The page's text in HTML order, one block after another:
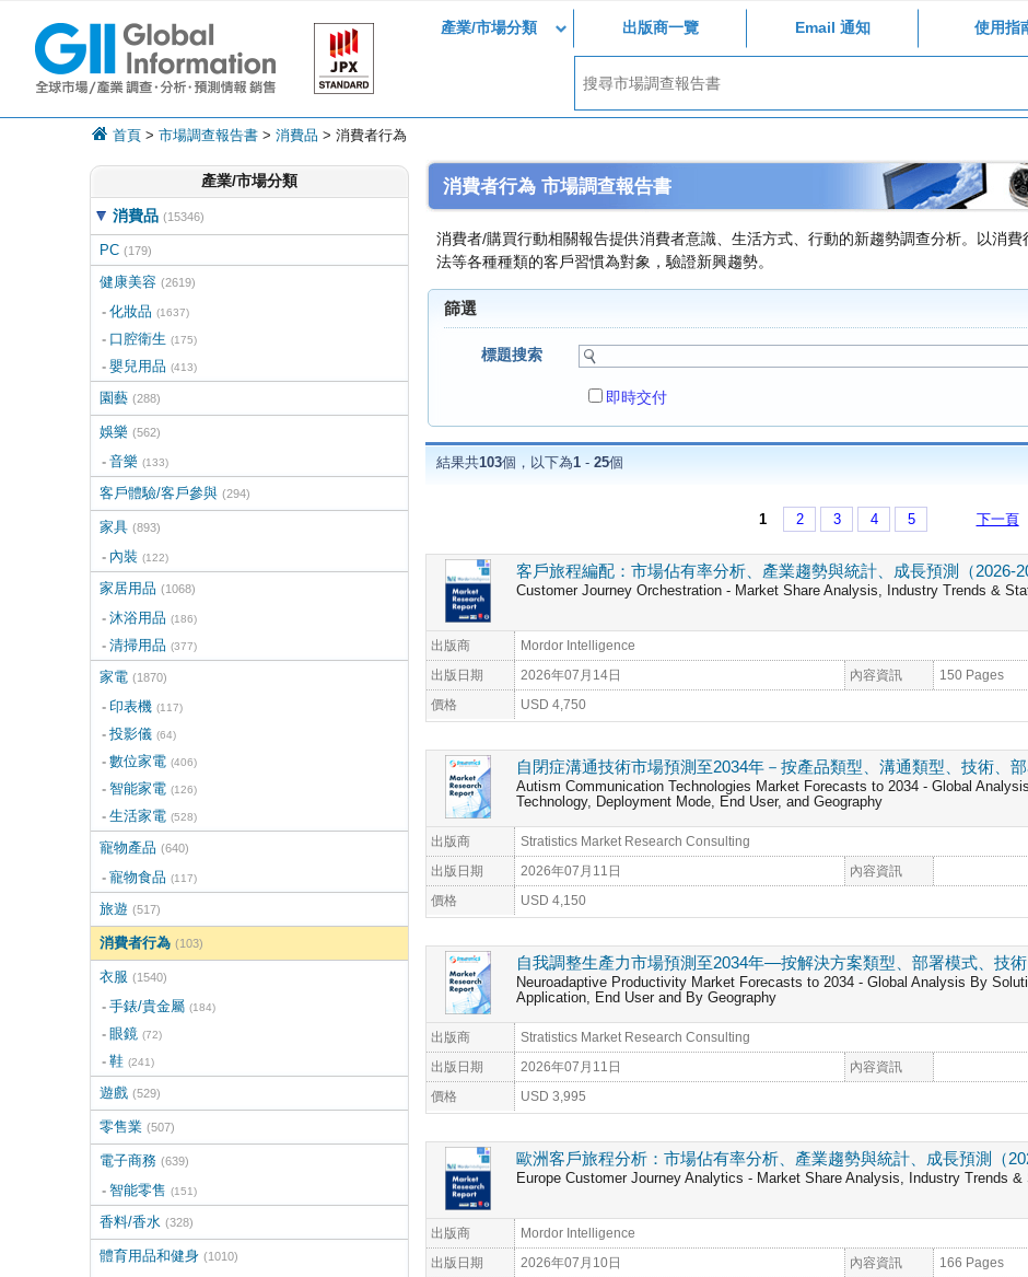
產業/市場分類 出版商一覽 Email 通知 使用指
首頁 > 市場調查報告書 > 消費品 > 消費者行為
產業/市場分類
消費品 (15346)
PC (179)
健康美容 (2619)
化妝品 (1637)
口腔衛生 (175)
嬰兒用品 (413)
園藝 (288)
娛樂 (562)
音樂 (133)
客戶體驗/客戶參與 (294)
家具 (893)
內裝 (122)
家居用品 (1068)
沐浴用品 (186)
清掃用品 (377)
家電 (1870)
印表機 (117)
投影儀 (64)
數位家電 (406)
智能家電 (126)
生活家電 (528)
寵物產品 (640)
寵物食品 (117)
旅遊 (517)
消費者行為 (103)
衣服 (1540)
手錶/貴金屬 (184)
眼鏡 (72)
鞋 (241)
遊戲 (529)
零售業 (507)
電子商務 (639)
智能零售 (151)
香料/香水 (328)
體育用品和健身 (1010)
消費者行為 市場調查報告書
消費者/購買行動相關報告提供消費者意識、生活方式、行動的新趨勢調查分析。以消
法等各種種類的客戶習慣為對象，驗證新興趨勢。
篩選
標題搜索
即時交付
結果共103個，以下為1 - 25個
1 2 3 4 5 下一頁
客戶旅程編配：市場佔有率分析、產業趨勢與統計、成長預測（2026-
Customer Journey Orchestration - Market Share Analysis, Industry Trends &
出版商 Mordor Intelligence
出版日期 2026年07月14日 內容資訊 150 Pages
價格 USD 4,750
自閉症溝通技術市場預測至2034年－按產品類型、溝通類型、技術、
Autism Communication Technologies Market Forecasts to 2034 - Global
Technology, Deployment Mode, End User, and Geography
出版商 Stratistics Market Research Consulting
出版日期 2026年07月11日 內容資訊
價格 USD 4,150
自我調整生產力市場預測至2034年—按解決方案類型、部署模式、技
Neuroadaptive Productivity Market Forecasts to 2034 - Global Analysis By
Application, End User and By Geography
出版商 Stratistics Market Research Consulting
出版日期 2026年07月11日 內容資訊
價格 USD 3,995
歐洲客戶旅程分析：市場佔有率分析、產業趨勢與統計、成長預測（
Europe Customer Journey Analytics - Market Share Analysis, Industry Trends
出版商 Mordor Intelligence
出版日期 2026年07月10日 內容資訊 166 Pages